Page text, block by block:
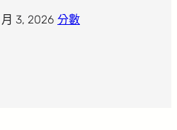
3, 2026 分數